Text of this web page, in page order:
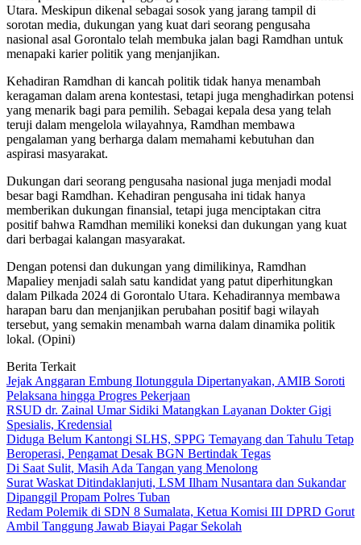
Utara. Meskipun dikenal sebagai sosok yang jarang tampil di
sorotan media, dukungan yang kuat dari seorang pengusaha
nasional asal Gorontalo telah membuka jalan bagi Ramdhan untuk
menapaki karier politik yang menjanjikan.
Kehadiran Ramdhan di kancah politik tidak hanya menambah
keragaman dalam arena kontestasi, tetapi juga menghadirkan potensi
yang menarik bagi para pemilih. Sebagai kepala desa yang telah
teruji dalam mengelola wilayahnya, Ramdhan membawa
pengalaman yang berharga dalam memahami kebutuhan dan
aspirasi masyarakat.
Dukungan dari seorang pengusaha nasional juga menjadi modal
besar bagi Ramdhan. Kehadiran pengusaha ini tidak hanya
memberikan dukungan finansial, tetapi juga menciptakan citra
positif bahwa Ramdhan memiliki koneksi dan dukungan yang kuat
dari berbagai kalangan masyarakat.
Dengan potensi dan dukungan yang dimilikinya, Ramdhan
Mapaliey menjadi salah satu kandidat yang patut diperhitungkan
dalam Pilkada 2024 di Gorontalo Utara. Kehadirannya membawa
harapan baru dan menjanjikan perubahan positif bagi wilayah
tersebut, yang semakin menambah warna dalam dinamika politik
lokal. (Opini)
Berita Terkait
Jejak Anggaran Embung Ilotunggula Dipertanyakan, AMIB Soroti
Pelaksana hingga Progres Pekerjaan
RSUD dr. Zainal Umar Sidiki Matangkan Layanan Dokter Gigi
Spesialis, Kredensial
Diduga Belum Kantongi SLHS, SPPG Temayang dan Tahulu Tetap
Beroperasi, Pengamat Desak BGN Bertindak Tegas
Di Saat Sulit, Masih Ada Tangan yang Menolong
Surat Waskat Ditindaklanjuti, LSM Ilham Nusantara dan Sukandar
Dipanggil Propam Polres Tuban
Redam Polemik di SDN 8 Sumalata, Ketua Komisi III DPRD Gorut
Ambil Tanggung Jawab Biayai Pagar Sekolah